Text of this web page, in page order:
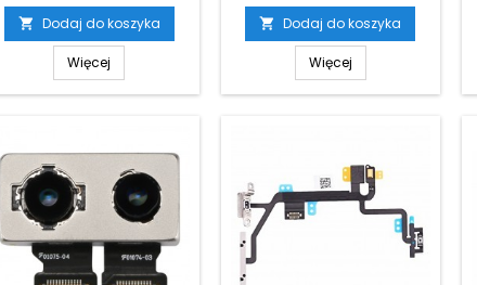
 Dodaj do koszyka
Więcej
 Dodaj do koszyka
Więcej